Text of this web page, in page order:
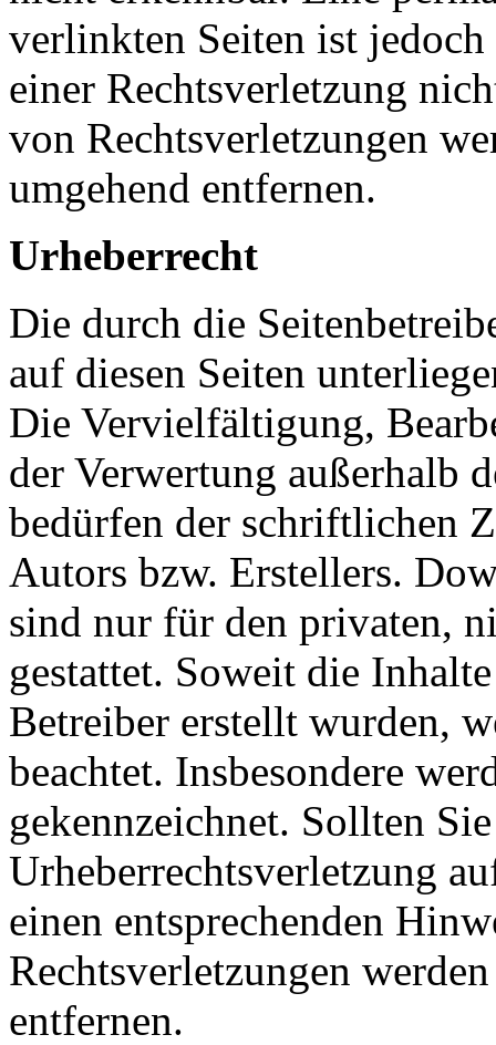
verlinkten Seiten ist
einer Rechtsverletzung
von Rechtsverletzungen
umgehend entfernen.
Urheberrecht
Die durch die
auf diesen Seiten
Die Vervielfältigung,
der Verwertung außerhalb
bedürfen der schriftlichen
Autors bzw. Erstellers.
sind nur für den privaten,
gestattet. Soweit die
Betreiber erstellt wurden,
beachtet. Insbesondere
gekennzeichnet. Sollten
Urheberrechtsverletzung
einen entsprechenden
Rechtsverletzungen
entfernen.